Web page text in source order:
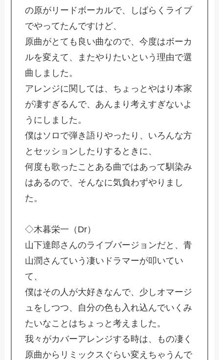
の原がリードボーカルで、しばらくライブ
でやってたんですけど、
原曲がとても良い曲なので、今度はボーカ
ルを変えて、またやりたいという理由で選
曲しました。
アレンジに関しては、ちょっとやはり本家
が凄すぎるんで、あんまり考えすぎないよ
うにしました。
僕はソロで弾き語りやったり、いろんな方
とセッションしたりするときに、
何度も歌ったことある曲ではあって馴染み
はあるので、そんなに気負わずやりまし
た。
◇木暮栄一（Dr）
山下達郎さんのライブバージョンだと、青
山潤さんていう凄いドラマーが叩いてい
て、
僕はその人が大好きなんで、少しオマージ
ュをしつつ、自分の色も入れ込んでいくみ
たいなことはちょっと考えました。
我々がカバーアレンジする時は、もの凄く
原曲からリミックスぐらい変えちゃうんで